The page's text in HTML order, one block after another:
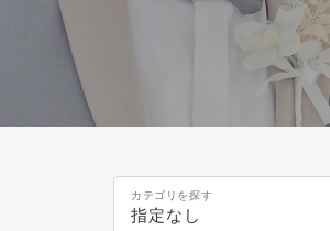
カテゴリを探す
指定なし